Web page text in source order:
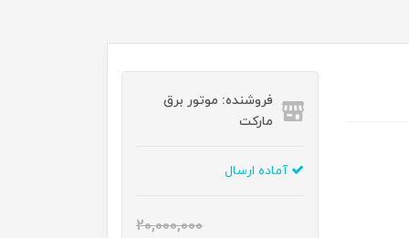
فروشنده: موتور برق
مارکت
آماده ارسال
20,000,000